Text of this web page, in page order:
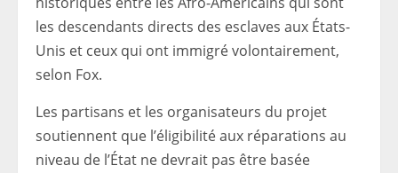
les descendants directs des esclaves aux États-
Unis et ceux qui ont immigré volontairement,
selon Fox.
Les partisans et les organisateurs du projet
soutiennent que l’éligibilité aux réparations au
niveau de l’État ne devrait pas être basée